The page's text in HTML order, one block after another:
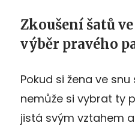
Zkoušení šatů
výběr pravého
Pokud si žena ve
nemůže si vybrat ty
jistá svým vztahem